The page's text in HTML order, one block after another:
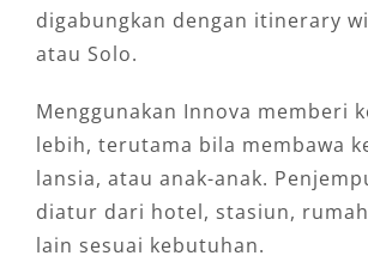
digabungkan dengan itinerary
atau Solo.
Menggunakan Innova memberi
lebih, terutama bila membawa
lansia, atau anak-anak.
diatur dari hotel, stasiun,
lain sesuai kebutuhan.